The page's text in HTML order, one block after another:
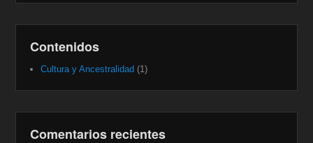
Contenidos
Cultura y Ancestralidad (1)
Comentarios recientes